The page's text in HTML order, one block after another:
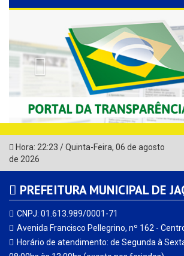
Previous
Hora: 22:23 /Quinta-Feira, 06 de agosto
de 2026
PREFEITURA MUNICIPAL DE
CNPJ: 01.613.989/0001-71
Avenida Francisco Pellegrino, nº 162 -
Horário de atendimento: de Segunda à